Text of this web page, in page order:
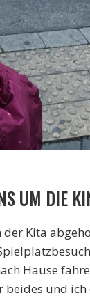
UM DIE
der Kita
Hause
und ich